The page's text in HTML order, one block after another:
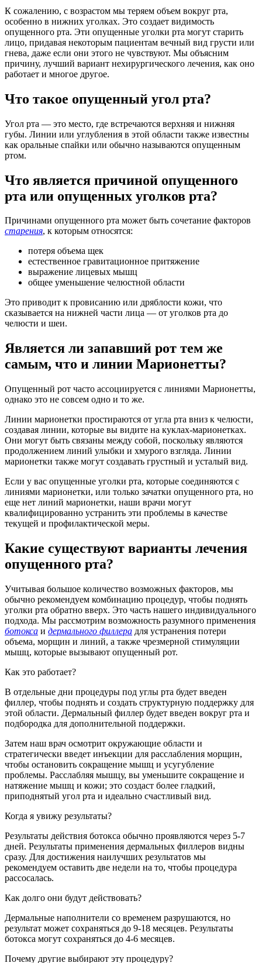
К сожалению, с возрастом мы теряем объем вокруг рта,
особенно в нижних уголках. Это создает видимость
опущенного рта. Эти опущенные уголки рта могут старить
лицо, придавая некоторым пациентам вечный вид грусти или
гнева, даже если они этого не чувствуют. Мы объясним
причину, лучший вариант нехирургического лечения, как оно
работает и многое другое.
Что такое опущенный угол рта?
Угол рта — это место, где встречаются верхняя и нижняя
губы. Линии или углубления в этой области также известны
как оральные спайки или обычно называются опущенным
ртом.
Что является причиной опущенного
рта или опущенных уголков рта?
Причинами опущенного рта может быть сочетание факторов
старения, к которым относятся:
потеря объема щек
естественное гравитационное притяжение
выражение лицевых мышц
общее уменьшение челюстной области
Это приводит к провисанию или дряблости кожи, что
сказывается на нижней части лица — от уголков рта до
челюсти и шеи.
Является ли запавший рот тем же
самым, что и линии Марионетты?
Опущенный рот часто ассоциируется с линиями Марионетты,
однако это не совсем одно и то же.
Линии марионетки простираются от угла рта вниз к челюсти,
создавая линии, которые вы видите на куклах-марионетках.
Они могут быть связаны между собой, поскольку являются
продолжением линий улыбки и хмурого взгляда. Линии
марионетки также могут создавать грустный и усталый вид.
Если у вас опущенные уголки рта, которые соединяются с
линиями марионетки, или только зачатки опущенного рта, но
еще нет линий марионетки, наши врачи могут
квалифицированно устранить эти проблемы в качестве
текущей и профилактической меры.
Какие существуют варианты лечения
опущенного рта?
Учитывая большое количество возможных факторов, мы
обычно рекомендуем комбинацию процедур, чтобы поднять
уголки рта обратно вверх. Это часть нашего индивидуального
подхода. Мы рассмотрим возможность разумного применения
ботокса и дермального филлера для устранения потери
объема, морщин и линий, а также чрезмерной стимуляции
мышц, которые вызывают опущенный рот.
Как это работает?
В отдельные дни процедуры под углы рта будет введен
филлер, чтобы поднять и создать структурную поддержку для
этой области. Дермальный филлер будет введен вокруг рта и
подбородка для дополнительной поддержки.
Затем наш врач осмотрит окружающие области и
стратегически введет инъекции для расслабления морщин,
чтобы остановить сокращение мышц и усугубление
проблемы. Расслабляя мышцу, вы уменьшите сокращение и
натяжение мышц и кожи; это создаст более гладкий,
приподнятый угол рта и идеально счастливый вид.
Когда я увижу результаты?
Результаты действия ботокса обычно проявляются через 5-7
дней. Результаты применения дермальных филлеров видны
сразу. Для достижения наилучших результатов мы
рекомендуем оставить две недели на то, чтобы процедура
рассосалась.
Как долго они будут действовать?
Дермальные наполнители со временем разрушаются, но
результат может сохраняться до 9-18 месяцев. Результаты
ботокса могут сохраняться до 4-6 месяцев.
Почему другие выбирают эту процедуру?